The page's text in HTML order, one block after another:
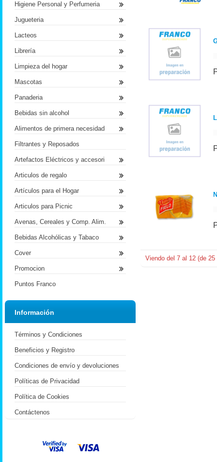
Viendo del 7 al 12 (de 25
Higiene Personal y Perfumeria
Jugueteria
Lacteos
Librería
Limpieza del hogar
Mascotas
Panaderia
Bebidas sin alcohol
Alimentos de primera necesidad
Filtrantes y Reposados
Artefactos Eléctricos y accesori
Articulos de regalo
Artículos para el Hogar
Articulos para Picnic
Avenas, Cereales y Comp. Alim.
Bebidas Alcohólicas y Tabaco
Cover
Promocion
Puntos Franco
Información
Términos y Condiciones
Beneficios y Registro
Condiciones de envío y devoluciones
Políticas de Privacidad
Política de Cookies
Contáctenos